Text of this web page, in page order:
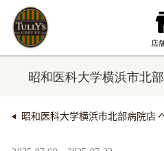
昭和医科大学横浜市北
昭和医科大学横浜市北部病院店